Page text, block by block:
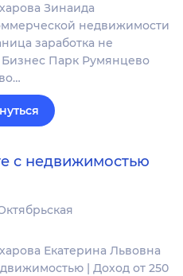
Зинаида
недвижимости
заработка не
Парк Румянцево
с недвижимостью
Екатерина Львовна
| Доход от 250